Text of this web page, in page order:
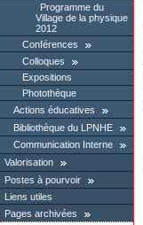
Programme du
Village de la physique
2012
Conférences
Colloques
Expositions
Photothèque
Actions éducatives
Bibliothèque du LPNHE
Communication Interne
Valorisation
Postes à pourvoir
Liens utiles
Pages archivées